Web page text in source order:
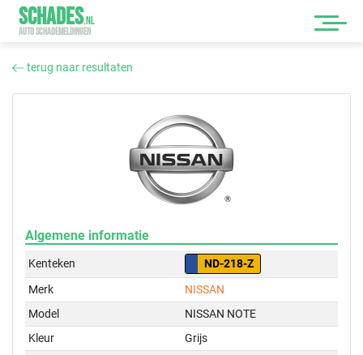
SCHADES.NL
AUTO SCHADEMELDINGEN
terug naar resultaten
Algemene informatie
Kenteken
ND-218-Z
Merk
NISSAN
Model
NISSAN NOTE
Kleur
Grijs